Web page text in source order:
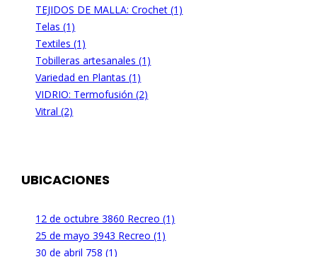
TEJIDOS DE MALLA: Crochet (1)
Telas (1)
Textiles (1)
Tobilleras artesanales (1)
Variedad en Plantas (1)
VIDRIO: Termofusión (2)
Vitral (2)
UBICACIONES
12 de octubre 3860 Recreo (1)
25 de mayo 3943 Recreo (1)
30 de abril 758 (1)